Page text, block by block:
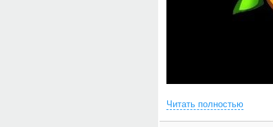
Читать полностью